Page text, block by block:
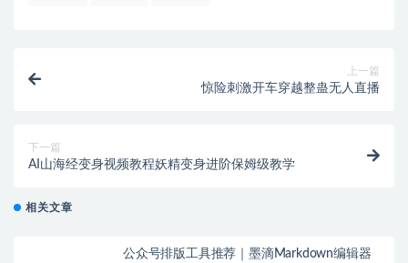
上一篇
惊险刺激开车穿越整蛊无人直播
下一篇
AI山海经变身视频教程妖精变身进阶保姆级教学
相关文章
公众号排版工具推荐｜墨滴Markdown编辑器